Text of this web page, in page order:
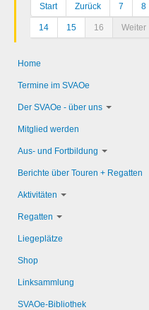
Start Zurück 7 8
14 15 16 Weiter
Home
Termine im SVAOe
Der SVAOe - über uns
Mitglied werden
Aus- und Fortbildung
Berichte über Touren + Regatten
Aktivitäten
Regatten
Liegeplätze
Shop
Linksammlung
SVAOe-Bibliothek